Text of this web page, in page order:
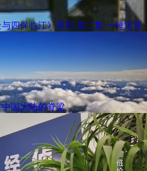
与四保临江》系列 第二集 一锤定音
国大陆的脊梁